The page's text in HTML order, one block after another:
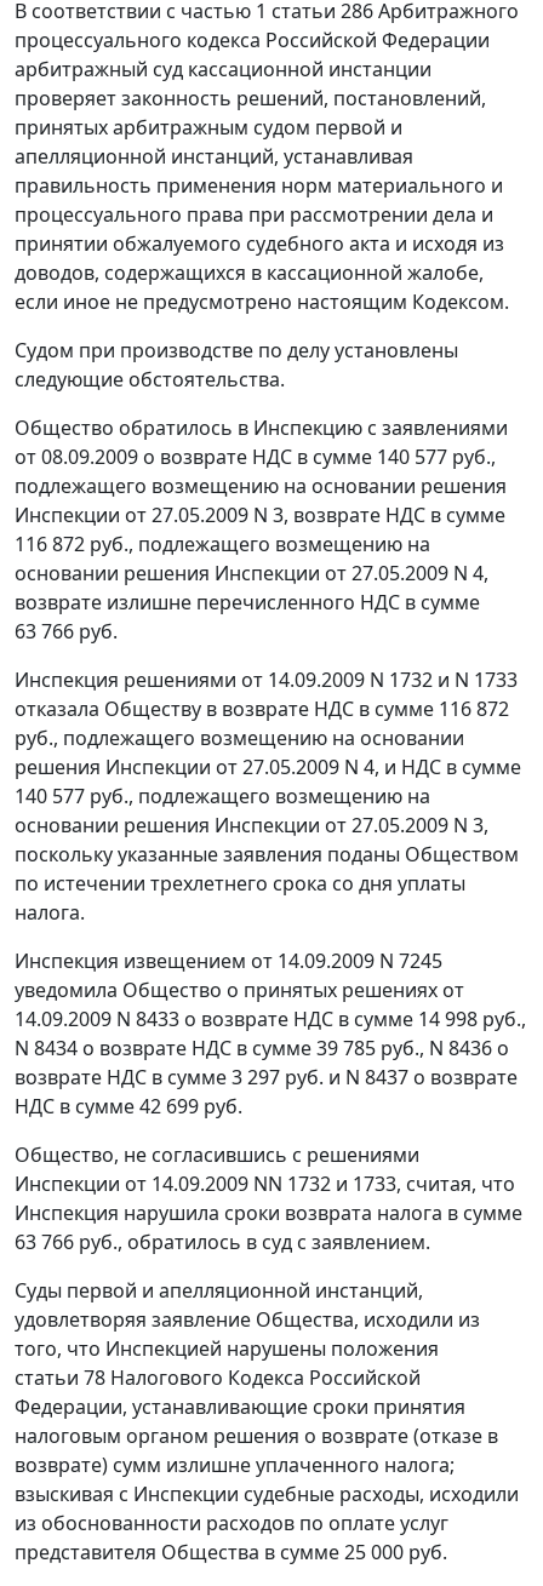
В соответствии с частью 1 статьи 286Арбитражного
процессуального кодекса Российской Федерации
арбитражный суд кассационной инстанции
проверяет законность решений, постановлений,
принятых арбитражным судом первой и
апелляционной инстанций, устанавливая
правильность применения норм материального и
процессуального права при рассмотрении дела и
принятии обжалуемого судебного акта и исходя из
доводов, содержащихся в кассационной жалобе,
если иное не предусмотрено настоящим Кодексом.
Судом при производстве по делу установлены
следующие обстоятельства.
Общество обратилось в Инспекцию с заявлениями
от 08.09.2009 о возврате НДС в сумме 140 577 руб.,
подлежащего возмещению на основании решения
Инспекции от 27.05.2009 N 3, возврате НДС в сумме
116 872 руб., подлежащего возмещению на
основании решения Инспекции от 27.05.2009 N 4,
возврате излишне перечисленного НДС в сумме
63 766 руб.
Инспекция решениями от 14.09.2009 N 1732 и N 1733
отказала Обществу в возврате НДС в сумме 116 872
руб., подлежащего возмещению на основании
решения Инспекции от 27.05.2009 N 4, и НДС в сумме
140 577 руб., подлежащего возмещению на
основании решения Инспекции от 27.05.2009 N 3,
поскольку указанные заявления поданы Обществом
по истечении трехлетнего срока со дня уплаты
налога.
Инспекция извещением от 14.09.2009 N 7245
уведомила Общество о принятых решениях от
14.09.2009 N 8433 о возврате НДС в сумме 14 998 руб.,
N 8434 о возврате НДС в сумме 39 785 руб., N 8436 о
возврате НДС в сумме 3 297 руб. и N 8437 о возврате
НДС в сумме 42 699 руб.
Общество, не согласившись с решениями
Инспекции от 14.09.2009 NN 1732 и 1733, считая, что
Инспекция нарушила сроки возврата налога в сумме
63 766 руб., обратилось в суд с заявлением.
Суды первой и апелляционной инстанций,
удовлетворяя заявление Общества, исходили из
того, что Инспекцией нарушены положения
статьи 78 Налогового Кодекса Российской
Федерации, устанавливающие сроки принятия
налоговым органом решения о возврате (отказе в
возврате) сумм излишне уплаченного налога;
взыскивая с Инспекции судебные расходы, исходили
из обоснованности расходов по оплате услуг
представителя Общества в сумме 25 000 руб.